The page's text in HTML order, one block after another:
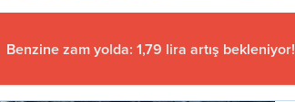
Benzine zam yolda: 1,79 lira artış bekleniyor!